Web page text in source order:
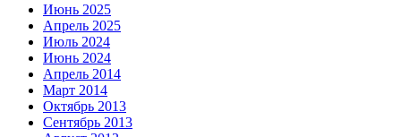
Июнь 2025
Апрель 2025
Июль 2024
Июнь 2024
Апрель 2014
Март 2014
Октябрь 2013
Сентябрь 2013